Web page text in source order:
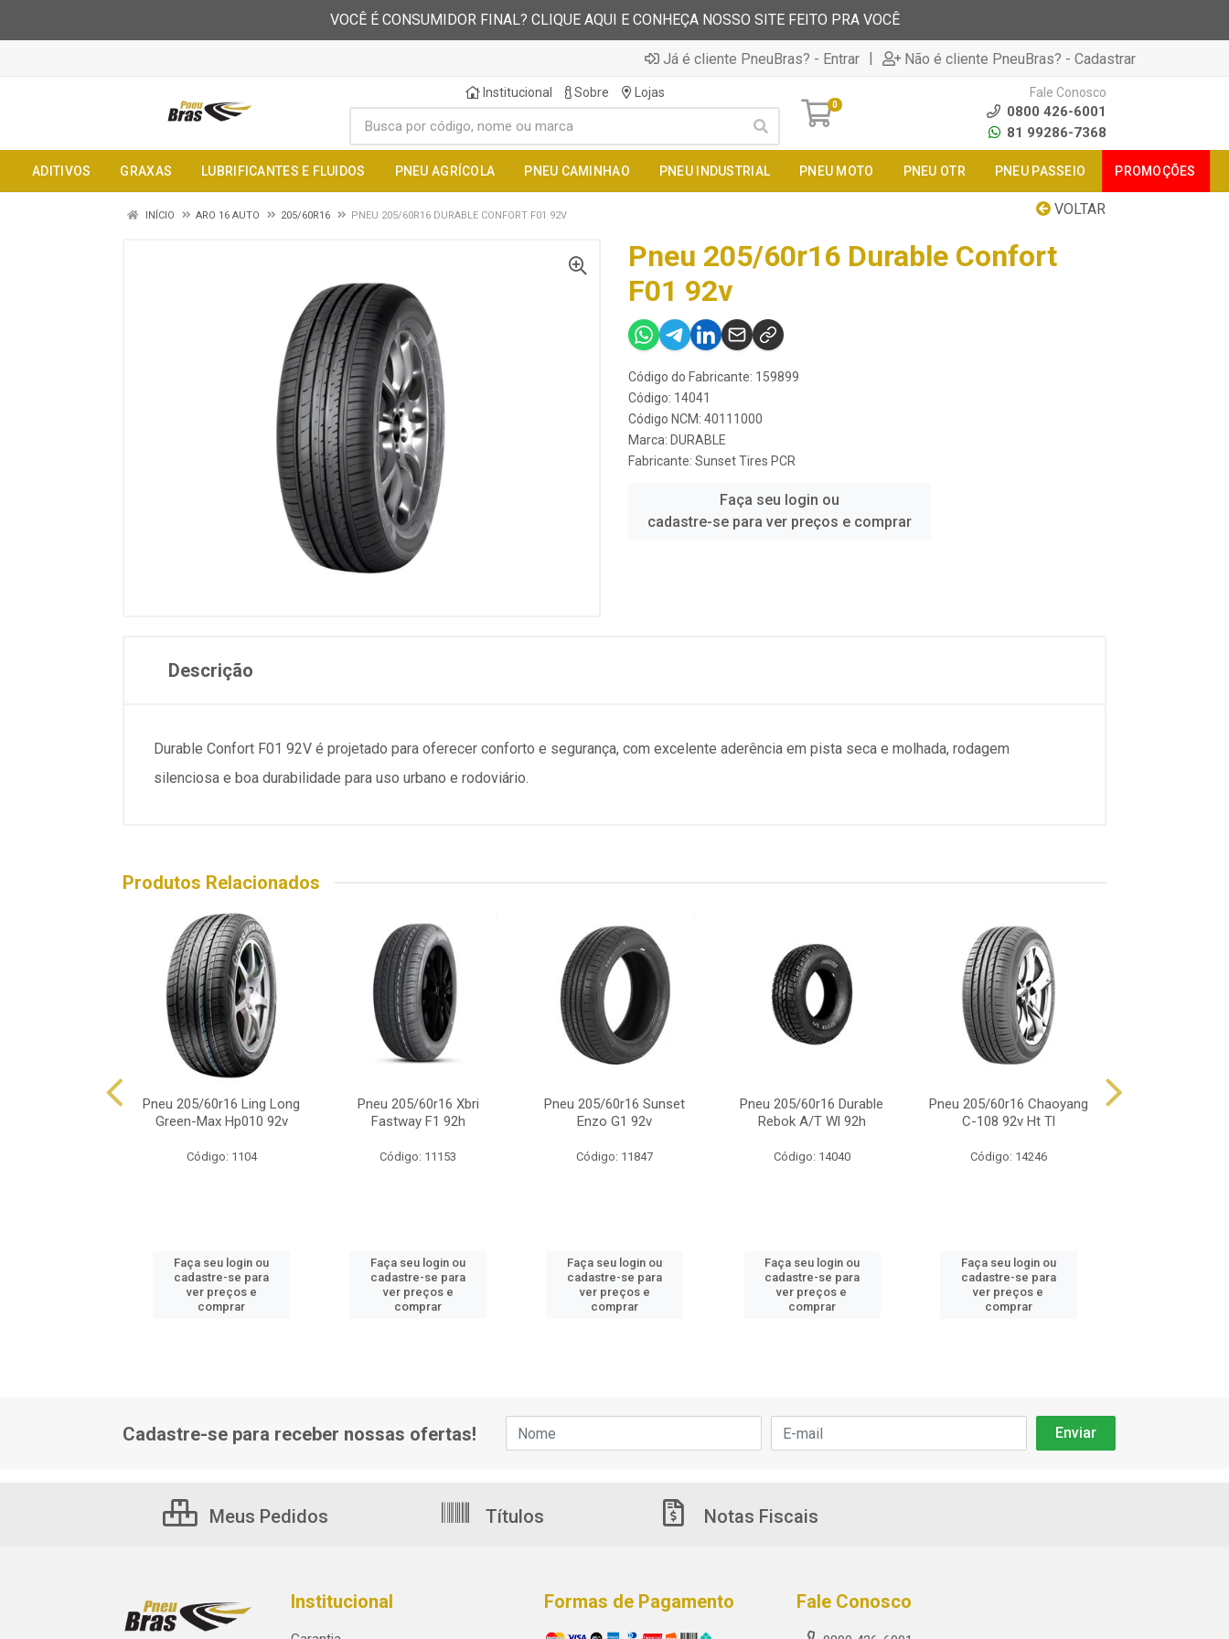
VOCÊ É CONSUMIDOR FINAL? CLIQUE AQUI E CONHEÇA NOSSO SITE FEITO PRA VOCÊ
Já é cliente PneuBras? - Entrar | Não é cliente PneuBras? - Cadastrar
Institucional Sobre Lojas
0
Fale Conosco
0800 426-6001
81 99286-7368
ADITIVOS GRAXAS LUBRIFICANTES E FLUIDOS PNEU AGRÍCOLA PNEU CAMINHAO PNEU INDUSTRIAL PNEU MOTO PNEU OTR PNEU PASSEIO PROMOÇÕES
VOLTAR
INÍCIO ARO 16 AUTO 205/60R16 PNEU 205/60R16 DURABLE CONFORT F01 92V
Pneu 205/60r16 Durable Confort
F01 92v
Código do Fabricante: 159899
Código: 14041
Código NCM: 40111000
Marca: DURABLE
Fabricante: Sunset Tires PCR
Faça seu login ou
cadastre-se para ver preços e comprar
Descrição
Durable Confort F01 92V é projetado para oferecer conforto e segurança, com excelente aderência em pista seca e molhada, rodagem
silenciosa e boa durabilidade para uso urbano e rodoviário.
Produtos Relacionados
Pneu 205/60r16 Ling Long
Green-Max Hp010 92v
Código: 1104
Faça seu login ou
cadastre-se para
ver preços e
comprar
Pneu 205/60r16 Xbri
Fastway F1 92h
Código: 11153
Faça seu login ou
cadastre-se para
ver preços e
comprar
Pneu 205/60r16 Sunset
Enzo G1 92v
Código: 11847
Faça seu login ou
cadastre-se para
ver preços e
comprar
Pneu 205/60r16 Durable
Rebok A/T Wl 92h
Código: 14040
Faça seu login ou
cadastre-se para
ver preços e
comprar
Pneu 205/60r16 Chaoyang
C-108 92v Ht Tl
Código: 14246
Faça seu login ou
cadastre-se para
ver preços e
comprar
Cadastre-se para receber nossas ofertas!
Meus Pedidos Títulos Notas Fiscais
Institucional Formas de Pagamento Fale Conosco